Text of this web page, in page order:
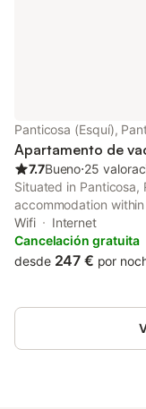
Panticosa (Esquí),
Apartamento de
7.7Bueno⋅25
Situated in Panticosa,
accommodation
WiFi is available
Wildlife Park is 13 km
bathroom.
Wifi
Internet
Cancelación gratuita
desde 247 € por